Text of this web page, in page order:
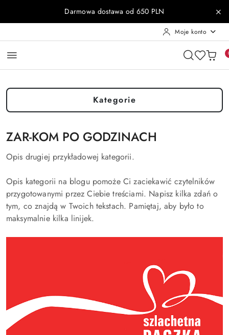
Przejdź do treści głównej
Przejdź do wyszukiwarki
Przejdź do moje konto
Przejdź do menu głównego
Przejdź do stopkiDarmowa dostawa od 650 PLN
Moje konto
Kategorie
ZAR-KOM PO GODZINACH
Opis drugiej przykładowej kategorii.
Opis kategorii na blogu pomoże Ci zaciekawić czytelników
przygotowanymi przez Ciebie treściami. Napisz kilka zdań o
tym, co znajdą w Twoich tekstach. Pamiętaj, aby było to
maksymalnie kilka linijek.